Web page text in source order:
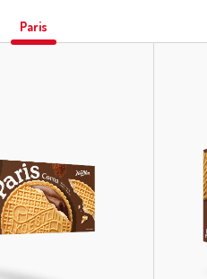
Paris